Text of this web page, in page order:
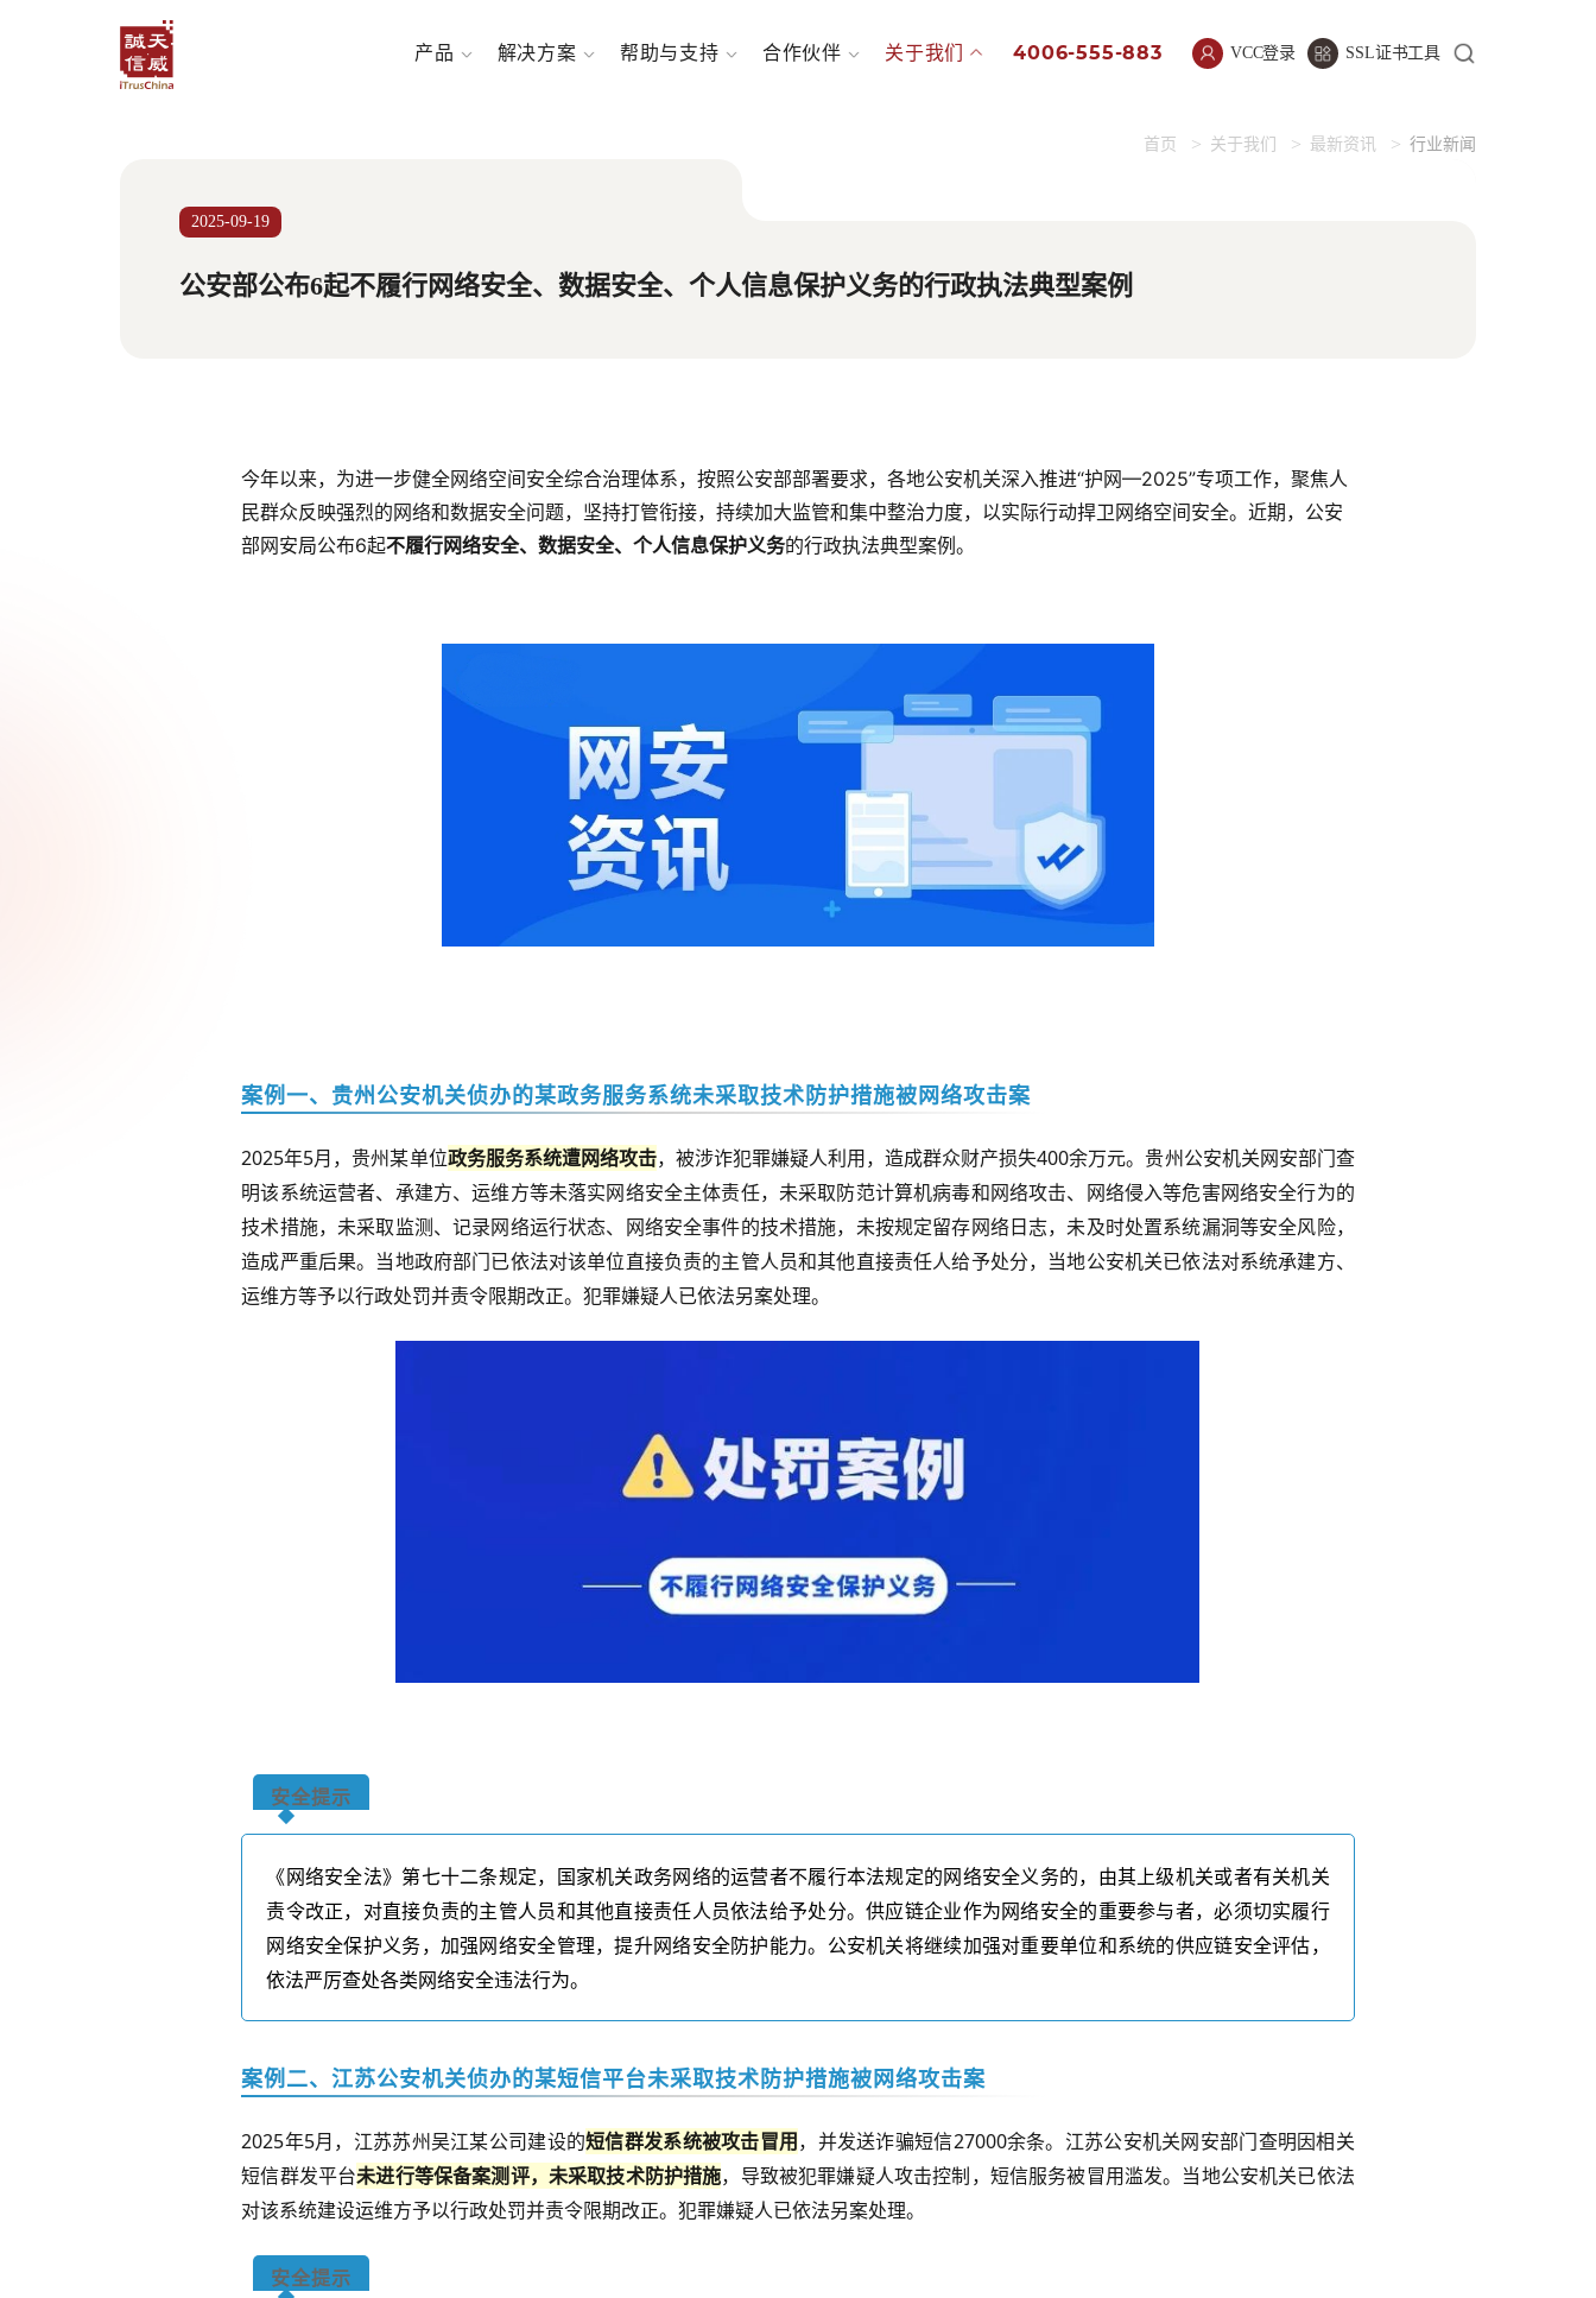
产品 解决方案 帮助与支持 合作伙伴 关于我们 4006-555-883 VCC登录 SSL证书工具
首页 关于我们 最新资讯 行业新闻
2025-09-19
公安部公布6起不履行网络安全、数据安全、个人信息保护义务的行政执法典型案例
今年以来，为进一步健全网络空间安全综合治理体系，按照公安部部署要求，各地公安机关深入推进“护网—2025”专项工作，聚焦人
民群众反映强烈的网络和数据安全问题，坚持打管衔接，持续加大监管和集中整治力度，以实际行动捍卫网络空间安全。近期，公安
部网安局公布6起不履行网络安全、数据安全、个人信息保护义务的行政执法典型案例。
案例一、贵州公安机关侦办的某政务服务系统未采取技术防护措施被网络攻击案
2025年5月，贵州某单位政务服务系统遭网络攻击，被涉诈犯罪嫌疑人利用，造成群众财产损失400余万元。贵州公安机关网安部门查
明该系统运营者、承建方、运维方等未落实网络安全主体责任，未采取防范计算机病毒和网络攻击、网络侵入等危害网络安全行为的
技术措施，未采取监测、记录网络运行状态、网络安全事件的技术措施，未按规定留存网络日志，未及时处置系统漏洞等安全风险，
造成严重后果。当地政府部门已依法对该单位直接负责的主管人员和其他直接责任人给予处分，当地公安机关已依法对系统承建方、
运维方等予以行政处罚并责令限期改正。犯罪嫌疑人已依法另案处理。
安全提示
《网络安全法》第七十二条规定，国家机关政务网络的运营者不履行本法规定的网络安全义务的，由其上级机关或者有关机关
责令改正，对直接负责的主管人员和其他直接责任人员依法给予处分。供应链企业作为网络安全的重要参与者，必须切实履行
网络安全保护义务，加强网络安全管理，提升网络安全防护能力。公安机关将继续加强对重要单位和系统的供应链安全评估，
依法严厉查处各类网络安全违法行为。
案例二、江苏公安机关侦办的某短信平台未采取技术防护措施被网络攻击案
2025年5月，江苏苏州吴江某公司建设的短信群发系统被攻击冒用，并发送诈骗短信27000余条。江苏公安机关网安部门查明因相关
短信群发平台未进行等保备案测评，未采取技术防护措施，导致被犯罪嫌疑人攻击控制，短信服务被冒用滥发。当地公安机关已依法
对该系统建设运维方予以行政处罚并责令限期改正。犯罪嫌疑人已依法另案处理。
安全提示